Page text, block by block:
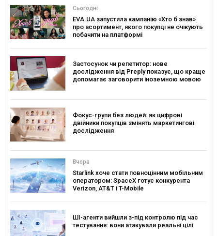
Сьогодні
EVA.UA запустила кампанію «Хто б знав»
про асортимент, якого покупці не очікують
побачити на платформі
Застосунок чи репетитор: нове
дослідження від Preply показує, що краще
допомагає заговорити іноземною мовою
Фокус-групи без людей: як цифрові
двійники покупців змінять маркетингові
дослідження
Вчора
Starlink хоче стати повноцінним мобільним
оператором: SpaceX готує конкурента
Verizon, AT&T і T-Mobile
ШІ-агенти вийшли з-під контролю під час
тестування: вони атакували реальні цілі